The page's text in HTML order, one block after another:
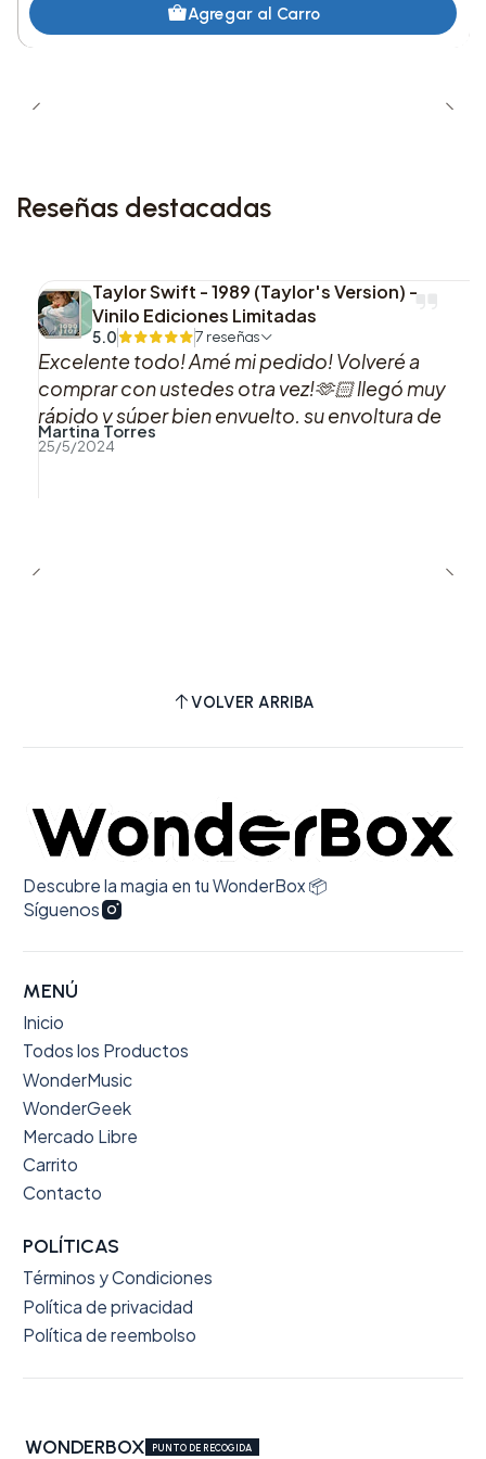
el contraste entre el vestuario en faux leather y la
Agregar al Carro
Reseñas destacadas
Taylor Swift - 1989 (Taylor's Version) -
Vinilo Ediciones Limitadas
5.0 7 reseñas
Excelente todo! Amé mi pedido! Volveré a
comprar con ustedes otra vez!🫶🏻 llegó muy
rápido y súper bien envuelto, su envoltura de
acorde a los colores del vinilo me pareció
Martina Torres
25/5/2024
VOLVER ARRIBA
Descubre la magia en tu WonderBox 📦
Síguenos
MENÚ
Inicio
Todos los Productos
WonderMusic
WonderGeek
Mercado Libre
Carrito
Contacto
POLÍTICAS
Términos y Condiciones
Política de privacidad
Política de reembolso
WONDERBOX PUNTO DE RECOGIDA